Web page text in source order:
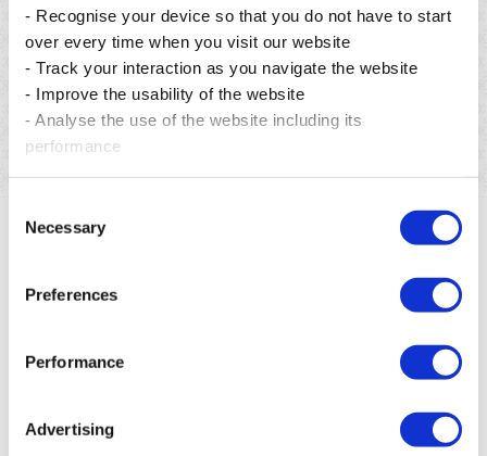
- Recognise your device so that you do not have to start
over every time when you visit our website
- Track your interaction as you navigate the website
- Improve the usability of the website
- Analyse the use of the website including its
performance
Selection
Necessary
Preferences
Performance
Advertising
Publié le 06 août 2026
From preservation to restoration: building a greener
future for Mauritius.
En savoir plus